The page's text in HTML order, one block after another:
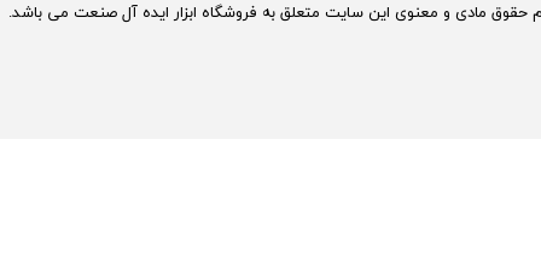
حقوق مادی و معنوی این سایت متعلق به فروشگاه ابزار ایده آل صنعت می باشد.